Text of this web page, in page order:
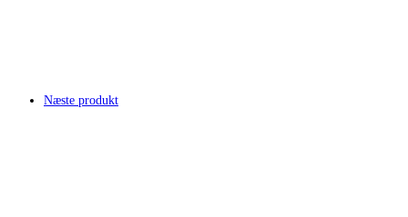
Næste produkt